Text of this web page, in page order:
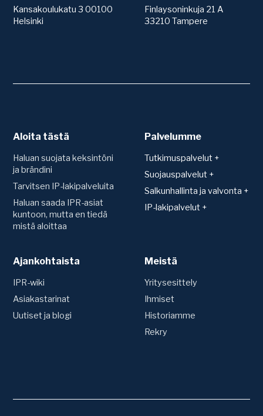
Kansakoulukatu 3 00100
Helsinki
Finlaysoninkuja 21 A
33210 Tampere
Aloita tästä
Haluan suojata keksintöni
ja brändini
Tarvitsen IP-lakipalveluita
Haluan saada IPR-asiat
kuntoon, mutta en tiedä
mistä aloittaa
Palvelumme
Tutkimuspalvelut +
Patentit
Teknologiakartoitus
(FTO)
Tavaramerkit
Suojauspalvelut +
Suojan hakeminen ja
Mallisuoja
Tavaramerkki
Salkunhallinta ja valvonta +
Salkunhallinta
IPR-vakuutus
Vuosimaksut ja uudistukset
Valvonta
Patenttirekisterien valvonta
Kilpailijaseuranta
IP-lakipalvelut +
Domain-riitaprosessi (UDRP)
Oikeudenkäynnit
Väite- ja
Yrityskaupat ja
Ajankohtaista
IPR-wiki
Asiakastarinat
Uutiset ja blogi
Meistä
Yritysesittely
Ihmiset
Historiamme
Rekry